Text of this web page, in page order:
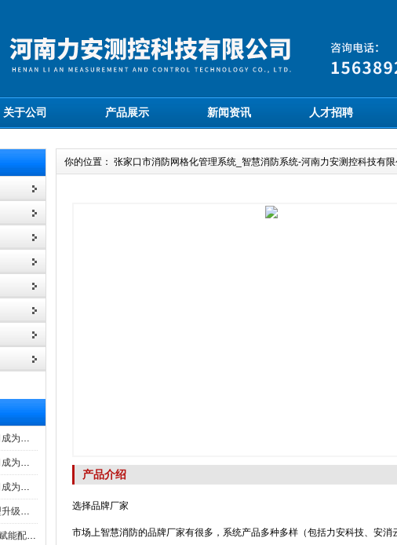
关于公司 产品展示 新闻资讯 人才招聘
可欣可益电气科技有限公司成为力安电易云战略合作伙伴，共创智能配电新未来
河北品致电气科技有限公司成为力安电易云战略合作伙伴，共创智能配电新未来
河南天力电气设备有限公司成为力安电易云战略合作伙伴，共创智能配电新未来
配电柜制造企业智能化转型升级研讨会在力安成功举办
GD100智能配电柜 AI 大脑赋能配电柜制造企业高压一键顺控！
你的位置： 张家口市消防网格化管理系统_智慧消防系统-河南力安测控科技有限
产品介绍
选择品牌厂家
市场上智慧消防的品牌厂家有很多，系统产品多种多样（包括力安科技、安